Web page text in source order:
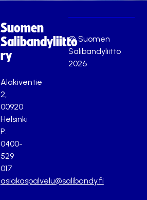
Suomen
Salibandyliitto
ry
Alakiventie
2,
00920
Helsinki
P.
0400-
529
017
asiakaspalvelu@salibandy.fi
© Suomen
Salibandyliitto
2026